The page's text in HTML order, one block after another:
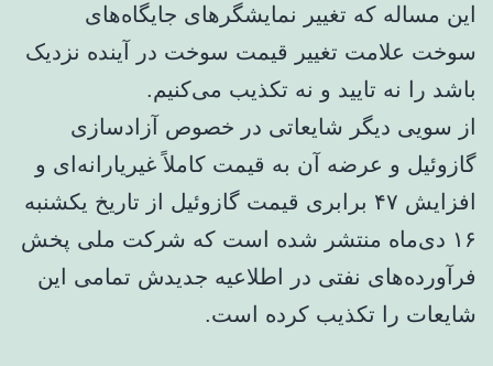
این مساله که تغییر نمایشگرهای جایگاه‌های
سوخت علامت تغییر قیمت سوخت در آینده نزدیک
باشد را نه تایید و نه تکذیب می‌کنیم.
از سویی دیگر شایعاتی در خصوص آزادسازی
گازوئیل و عرضه آن به قیمت کاملاً غیریارانه‌ای و
افزایش ۴۷ برابری قیمت گازوئیل از تاریخ یکشنبه
۱۶ دی‌ماه منتشر شده است که شرکت ملی پخش
فرآورده‌های نفتی در اطلاعیه جدیدش تمامی این
شایعات را تکذیب کرده است.